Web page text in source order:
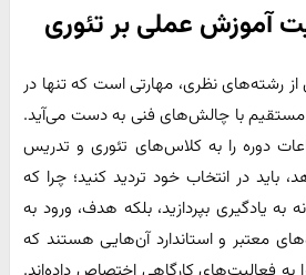
آموزش عملی بر تئوری
رشته‌های نظری، مهارتی است که تنها در
مستقیم با چالش‌های فنی به دست می‌آید.
دوره را به کلاس‌های تئوری و تدریس
در انتخاب خود تردید کنید؛ چرا که
به یادگیری بپردازید، بلکه هدف، ورود به
معتبر و استاندارد آن‌هایی هستند که